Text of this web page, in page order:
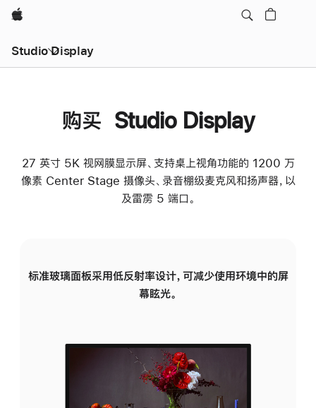
Apple
Studio Display
购买 Studio Display
27 英寸 5K 视网膜显示屏、支持桌上视角功能的 1200 万
像素 Center Stage 摄像头、录音棚级麦克风和扬声器，以
及雷雳 5 端口。
标准玻璃面板采用低反射率设计，可减少使用环境中的屏
幕眩光。